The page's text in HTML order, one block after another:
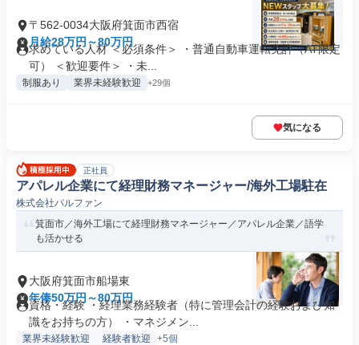
〒562-0034大阪府箕面市西宿
月給28万円～80万円
求めている人材 ＜必須条件＞ ・普通自動車運転免許（AT限定
可） ＜歓迎要件＞ ・未...
制服あり 業界未経験歓迎 +29個
気になる
正社員
アパレル企業にて経理財務マネージャー/海外工場駐在
株式会社パルファン
箕面市／海外工場にて経理財務マネージャー／アパレル企業／語学
も活かせる
大阪府箕面市船場東
年俸50万円～80万円
資格・経験 ・経理業務経験者（特に管理会計の経験および知
識をお持ちの方） ・マネジメン...
業界未経験歓迎 経験者歓迎 +5個